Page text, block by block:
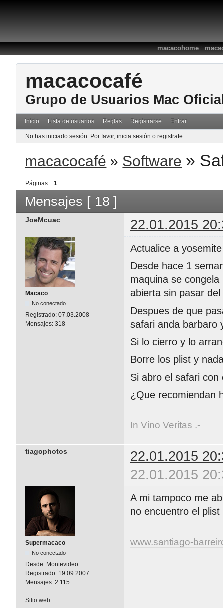
macacohome:
macacocafé
Grupo de Usuarios Mac
Inicio Lista de usuarios Reglas Registrarse Entrar
No has iniciado sesión. Por favor, inicia sesión o registrate.
macacocafé » Software »
Páginas 1
Mensajes [ 18 ]
JoeMcuac 22.01.2015
Macaco
No conectado
Registrado: 07.03.2008
Mensajes: 318
Actualice a
Desde hace 1
maquina se
abierta sin pasar
Despues de que
safari anda barbaro
Si lo cierro y lo
Borre los plist y
Si abro el safari
¿Que recomiendan
In Vino Veritas .-
tiagophotos
22.01.2015
22.01.2015
Supermacaco
No conectado
Desde: Montevideo
Registrado: 19.09.2007
Mensajes: 2.115
A mi tampoco me
no encuentro el plist
www.santiago-
Sitio web